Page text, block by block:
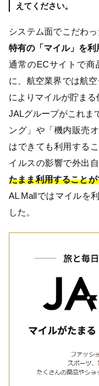
えてください。
システム面でこだわ
特有の「マイル」を利
通常のECサイトで商
に、航空業界では航
によりマイルが貯まる
JALグループがこれま
ング」や「機内販売
はできても利用する
イルスの影響で外出
たまま利用すること
AL Mallではマイルを
した。